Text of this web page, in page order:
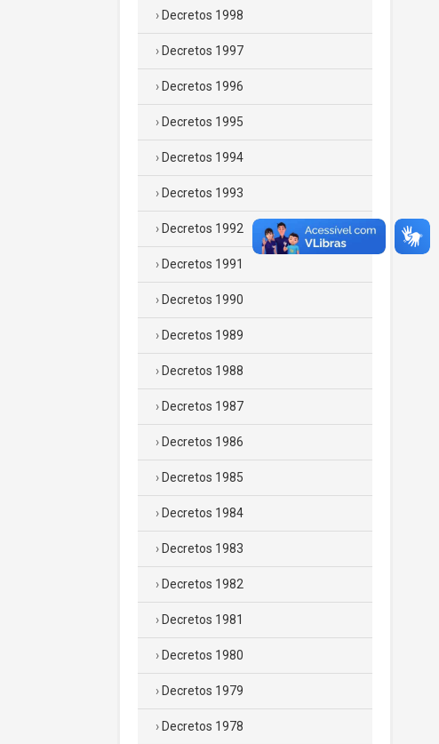
Decretos 1998
Decretos 1997
Decretos 1996
Decretos 1995
Decretos 1994
Decretos 1993
Decretos 1992
Decretos 1991
Decretos 1990
Decretos 1989
Decretos 1988
Decretos 1987
Decretos 1986
Decretos 1985
Decretos 1984
Decretos 1983
Decretos 1982
Decretos 1981
Decretos 1980
Decretos 1979
Decretos 1978